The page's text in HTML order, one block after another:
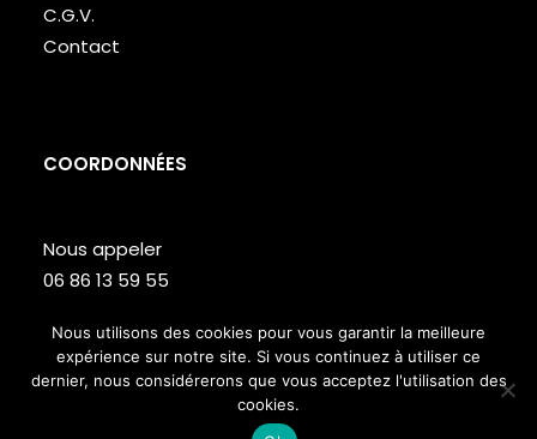
C.G.V.
Contact
COORDONNÉES
Nous appeler
06 86 13 59 55
Site web réalisé parStudio T
Nous utilisons des cookies pour vous garantir la meilleure
expérience sur notre site. Si vous continuez à utiliser ce
dernier, nous considérerons que vous acceptez l'utilisation des
cookies.